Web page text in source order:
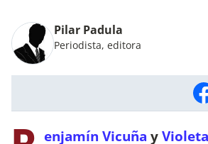
Pilar Padula
Periodista, editora
enjamín Vicuña yVioleta